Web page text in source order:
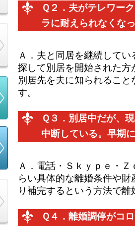
Ｑ２． 夫がテレワー
ラに耐えられなくな
Ａ． 夫と同居を継続して
探して別居を開始された方
別居先を夫に知られるこ
す。
Ｑ３． 別居中だが、
中断している。早期
Ａ． 電話・Ｓｋｙｐｅ・
らい具体的な離婚条件や
り補完するという方法で離
Ｑ４． 離婚調停がコ